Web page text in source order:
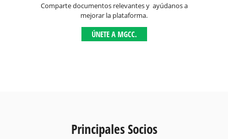
Comparte documentos relevantes y ayúdanos a
mejorar la plataforma.
ÚNETE A MGCC.
Principales Socios